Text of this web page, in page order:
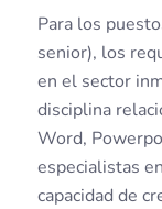
Para los
senior), los
en el sector
disciplina
Word,
especialistas
capacidad de